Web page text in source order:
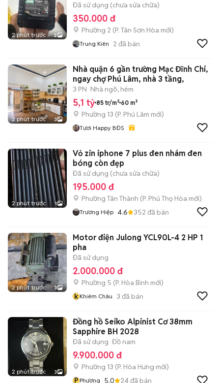
2 phút trước 2
Đã sử dụng (chưa sửa chữa)
350.000 đ
Phường 2 (P. Tân Sơn Hòa mới)
Trung Kiên 2 đã bán
2 phút trước 3
Nhà quận 6 gần trường Mạc Đĩnh Chi,
ngay chợ Phú Lâm, nhà 3 tầng,
3 PN Nhà ngõ, hẻm
5,1 tỷ 85 tr/m² 60 m²
Phường 13 (P. Phú Lâm mới)
Tươi Happy BĐS
2 phút trước 1
Vỏ zin iphone 7 plus đen nhám đen
bóng còn đẹp
Đã sử dụng (chưa sửa chữa)
195.000 đ
Phường Tân Thành (P. Phú Thọ Hòa mới)
Trương Hiệp 4.6 352 đã bán
2 phút trước 3
Motor điện Julong YCL90L-4 2 HP 1
pha
Đã sử dụng
2.000.000 đ
Phường 5 (P. Hòa Bình mới)
k Khiêm Châu 3 đã bán
2 phút trước 3
Đồng hồ Seiko Alpinist Cơ 38mm
Sapphire BH 2028
Đã sử dụng Đồ nam
9.900.000 đ
Phường 13 (P. Hòa Hưng mới)
P Phương 5.0 24đã bán